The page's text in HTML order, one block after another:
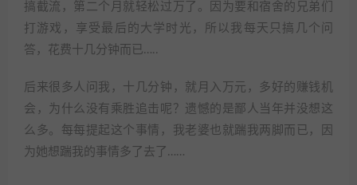
搞截流，第二个月就轻松过万了。因为要和宿舍的兄弟们
打游戏，享受最后的大学时光，所以我每天只搞几个问
答，花费十几分钟而已…..
后来很多人问我，十几分钟，就月入万元，多好的赚钱机
会，为什么没有乘胜追击呢？遗憾的是鄙人当年并没想这
么多。每每提起这个事情，我老婆也就踹我两脚而已，因
为她想踹我的事情多了去了……